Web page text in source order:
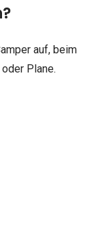
auf, beim
Plane.